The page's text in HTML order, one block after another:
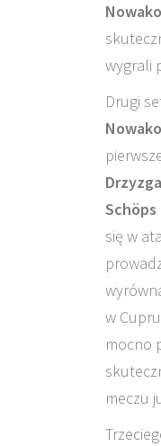
wygrali
Drugi
Drzyzga
Schöps
się w
w
mocno
meczu